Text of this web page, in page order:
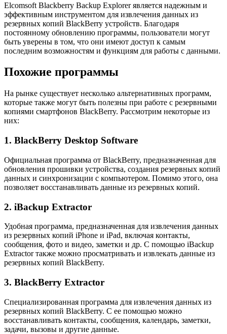
Elcomsoft Blackberry Backup Explorer является надежным и
эффективным инструментом для извлечения данных из
резервных копий BlackBerry устройств. Благодаря
постоянному обновлению программы, пользователи могут
быть уверены в том, что они имеют доступ к самым
последним возможностям и функциям для работы с данными.
Похожие программы
На рынке существует несколько альтернативных программ,
которые также могут быть полезны при работе с резервными
копиями смартфонов BlackBerry. Рассмотрим некоторые из
них:
1. BlackBerry Desktop Software
Официальная программа от BlackBerry, предназначенная для
обновления прошивки устройства, создания резервных копий
данных и синхронизации с компьютером. Помимо этого, она
позволяет восстанавливать данные из резервных копий.
2. iBackup Extractor
Удобная программа, предназначенная для извлечения данных
из резервных копий iPhone и iPad, включая контакты,
сообщения, фото и видео, заметки и др. С помощью iBackup
Extractor также можно просматривать и извлекать данные из
резервных копий BlackBerry.
3. BlackBerry Extractor
Специализированная программа для извлечения данных из
резервных копий BlackBerry. С ее помощью можно
восстанавливать контакты, сообщения, календарь, заметки,
задачи, вызовы и другие данные.